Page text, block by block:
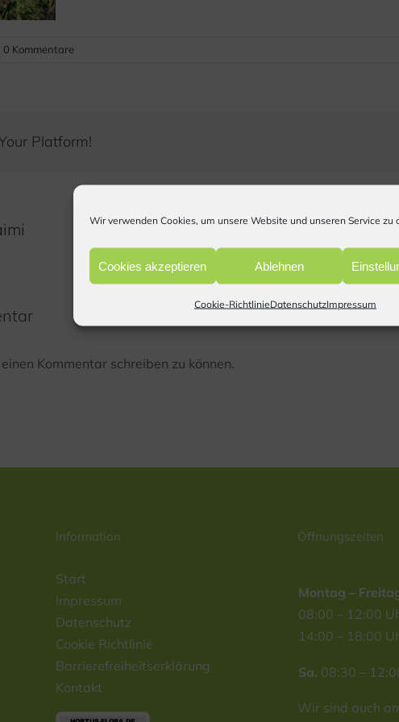
Wir verwenden Cookies, um unsere Website und unseren Service zu
Cookies akzeptieren Ablehnen
Cookie-RichtlinieDatenschutzImpressum
0 Kommentare
Platform!
Kommentar schreiben zu können.
Information
Start
Impressum
Datenschutz
Cookie Richtlinie
Barrierefreiheitserklärung
Kontakt
Öffnungszeiten
Montag –
08:00 – 12:00
14:00 – 18:00
Sa. 08:30 –
Wir sind auch